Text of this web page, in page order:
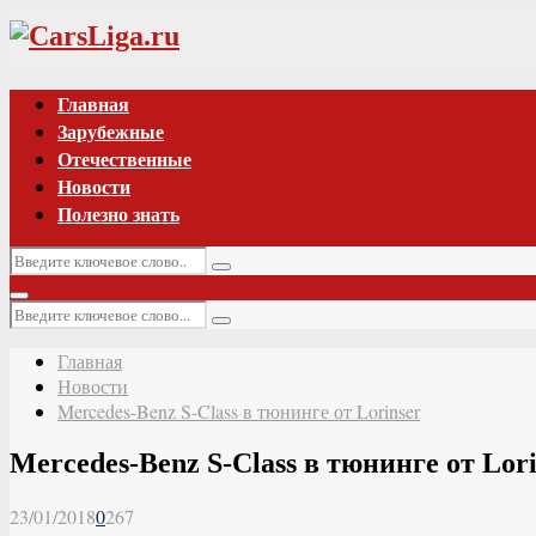
Vk
Главная
Зарубежные
Отечественные
Новости
Полезно знать
Искать:
Поиск
Основное
меню
Искать:
Поиск
Главная
Новости
Mercedes-Benz S-Class в тюнинге от Lorinser
Mercedes-Benz S-Class в тюнинге от
23/01/20180267